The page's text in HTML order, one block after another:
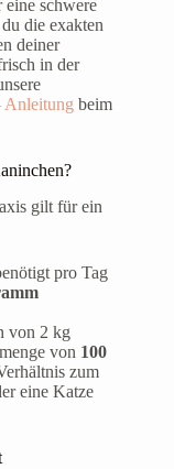
schwere
die exakten
deiner
in der
Anleitung beim
gilt für ein
pro Tag
von 2 kg
von 100
zum
eine Katze